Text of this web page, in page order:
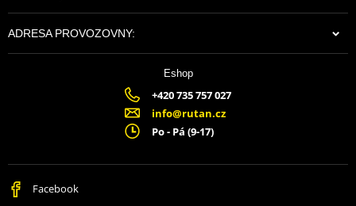
ADRESA PROVOZOVNY:
Eshop
+420 735 757 027
info@rutan.cz
Po - Pá (9-17)
Facebook